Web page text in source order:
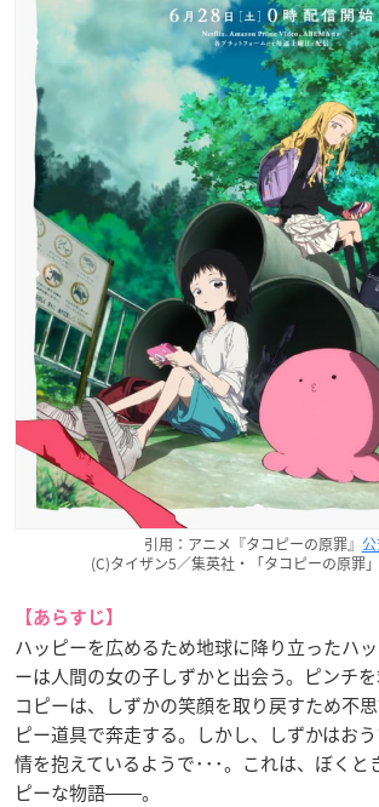
引用：アニメ『タコピーの原罪』
(C)タイザン5／集英社・「タコピーの原罪
【あらすじ】
ハッピーを広めるため地球に降り立ったハ
ーは人間の女の子しずかと出会う。ピンチ
コピーは、しずかの笑顔を取り戻すため不
ピー道具で奔走する。しかし、しずかはお
情を抱えているようで･･･。これは、ぼくと
ピーな物語――。